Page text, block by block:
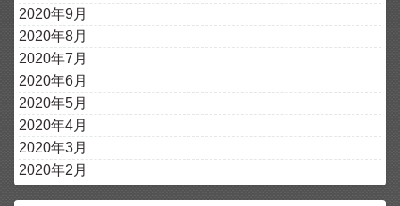
2020年9月
2020年8月
2020年7月
2020年6月
2020年5月
2020年4月
2020年3月
2020年2月